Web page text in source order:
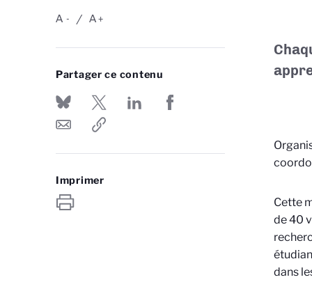
-
A +
A
Partager ce contenu
Imprimer
Cette
de 40
dans